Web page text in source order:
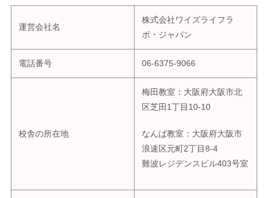
運営会社名
株式会社ワイズライフラ
ボ・ジャパン
電話番号 06-6375-9066
校舎の所在地
梅田教室：大阪府大阪市北
区芝田1丁目10-10
なんば教室：大阪府大阪市
浪速区元町2丁目8-4
難波レジデンスビル403号室